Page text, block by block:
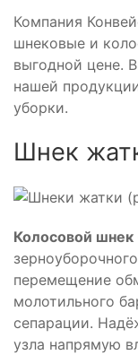
Компания
шнековые и
выгодной цене.
нашей
уборки.
Шнек
Колосовой шнек
перемещение
молотильного
сепарации.
узла напрямую